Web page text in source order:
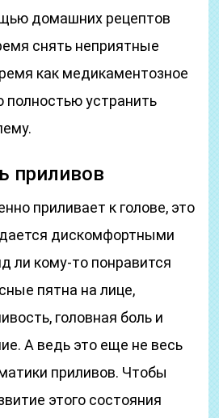
домашних рецептов
снять неприятные
как медикаментозное
полностью устранить
приливов
приливает к голове, это
дискомфортными
ли кому-то понравится
пятна на лице,
головная боль и
А ведь это еще не весь
приливов. Чтобы
этого состояния